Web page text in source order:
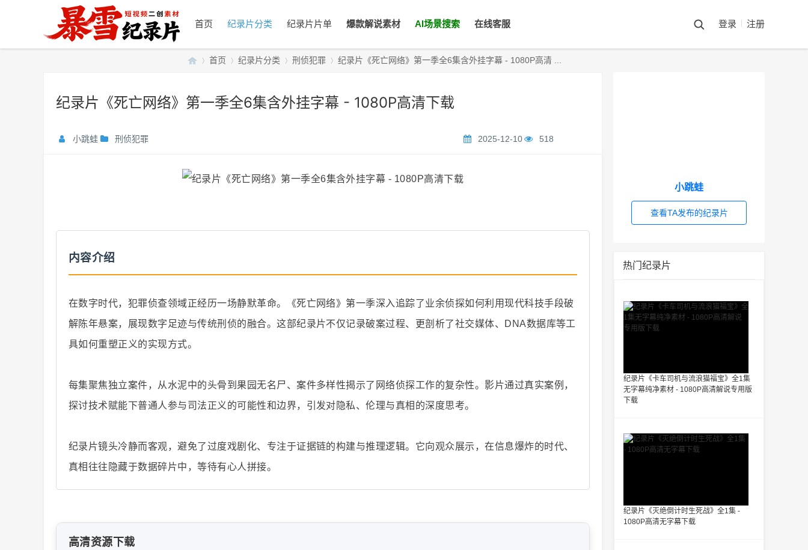
首页 纪录片分类 纪录片片单 爆款解说素材 AI场景搜索 在线客服 登录 注册
暴
雪
录
»
首页 纪录片分类
›
刑侦犯罪
›
纪录片《死亡网络》第一季全6集含外挂字幕 - 1080P高清 ...
纪录片《死亡网络》第一季全6集含外挂字幕 - 1080P高清下载
小跳蛙 刑侦犯罪 2025-12-10 518
内容介绍
在数字时代，犯罪侦查领域正经历一场静默革命。《死亡网络》第一季深入追踪了业余侦探如何利用现代科技手段破
解陈年悬案，展现数字足迹与传统刑侦的融合。这部纪录片不仅记录破案过程、更剖析了社交媒体、DNA数据库等工
具如何重塑正义的实现方式。
每集聚焦独立案件，从水泥中的头骨到果园无名尸、案件多样性揭示了网络侦探工作的复杂性。影片通过真实案例，
探讨技术赋能下普通人参与司法正义的可能性和边界，引发对隐私、伦理与真相的深度思考。
纪录片镜头冷静而客观，避免了过度戏剧化、专注于证据链的构建与推理逻辑。它向观众展示，在信息爆炸的时代、
真相往往隐藏于数据碎片中，等待有心人拼接。
高清资源下载
小跳蛙
查看TA发布的纪录片
热门纪录片
纪录片《卡车司机与流浪猫福宝》全1集
无字幕纯净素材 - 1080P高清解说专用版
下载
纪录片《灭绝倒计时生死战》全1集 -
1080P高清无字幕下载